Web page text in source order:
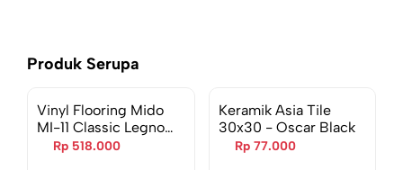
Produk Serupa
Vinyl Flooring Mido
MI-11 Classic Legno
914,4 x 152,4 x 3mm
Rp 518.000
Keramik Asia Tile
30x30 - Oscar Black
Rp 77.000